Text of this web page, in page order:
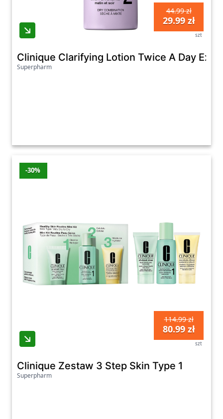
44.99 zł
29.99 zł
szt
Clinique Clarifying Lotion Twice A Day
Superpharm
-30%
114.99 zł
80.99 zł
szt
Clinique Zestaw 3 Step Skin Type 1
Superpharm